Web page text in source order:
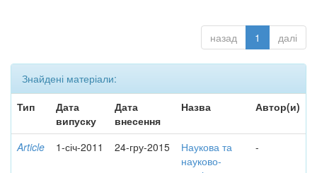
назад 1 далі
Знайдені матеріали:
Тип
Дата
випуску
Дата
внесення
Назва Автор(и)
Article 1-січ-2011 24-гру-2015
Наукова та
науково-
-